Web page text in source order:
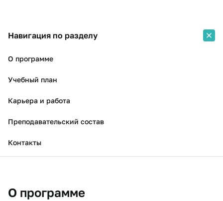
Навигация по разделу
О программе
Учебный план
Карьера и работа
Преподавательский состав
Контакты
О программе